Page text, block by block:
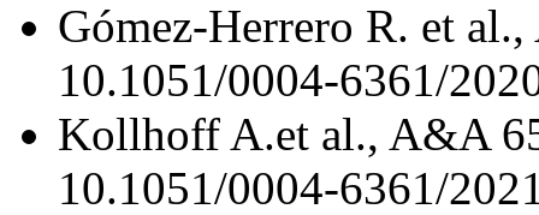
Gómez-Herrero R. et
10.1051/0004-6361/
Kollhoff A.et al., A&A
10.1051/0004-6361/